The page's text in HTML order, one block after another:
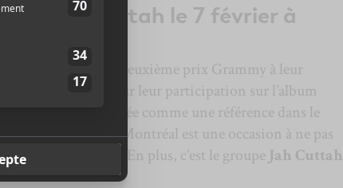
Jah Cuttah le 7 février à
a ajouté un deuxième prix Grammy à leur
la statuette pour leur participation sur l’album
bande s’est imposée comme une référence dans le
salle de l’Astral à Montréal est une occasion à ne pas
de sitôt! En plus, c’est le groupe Jah Cuttah